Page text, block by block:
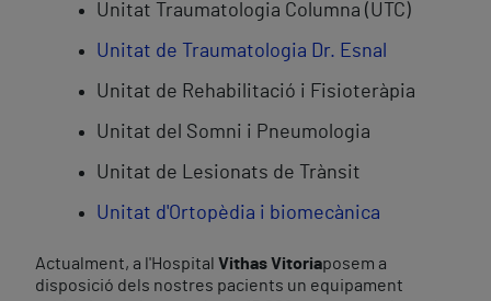
Unitat Traumatologia Columna (UTC)
Unitat de Traumatologia Dr. Esnal
Unitat de Rehabilitació i Fisioteràpia
Unitat del Somni i Pneumologia
Unitat de Lesionats de Trànsit
Unitat d'Ortopèdia i biomecànica
Actualment, a l'Hospital Vithas Vitoriaposem a
disposició dels nostres pacients un equipament